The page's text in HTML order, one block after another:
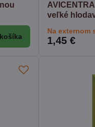
veľké
Na externom
1,45 €